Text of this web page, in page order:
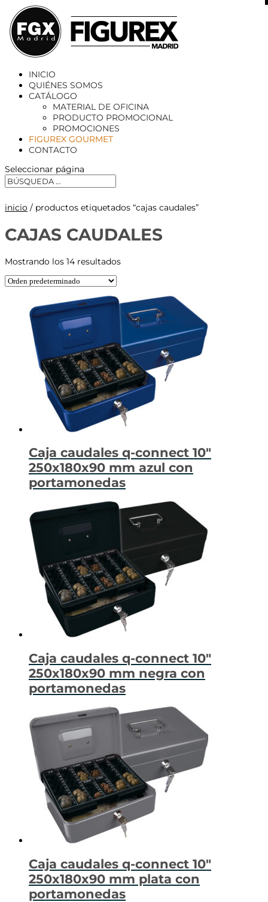
INICIO
QUIÉNES SOMOS
CATÁLOGO
MATERIAL DE OFICINA
PRODUCTO PROMOCIONAL
PROMOCIONES
FIGUREX GOURMET
CONTACTO
Seleccionar página
inicio / productos etiquetados “cajas caudales”
CAJAS CAUDALES
Mostrando los 14 resultados
Caja caudales q-connect 10″
250x180x90 mm azul con
portamonedas
Caja caudales q-connect 10″
250x180x90 mm negra con
portamonedas
Caja caudales q-connect 10″
250x180x90 mm plata con
portamonedas